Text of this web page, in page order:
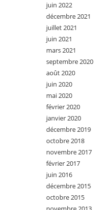
juin 2022
décembre 2021
juillet 2021
juin 2021
mars 2021
septembre 2020
août 2020
juin 2020
mai 2020
février 2020
janvier 2020
décembre 2019
octobre 2018
novembre 2017
février 2017
juin 2016
décembre 2015
octobre 2015